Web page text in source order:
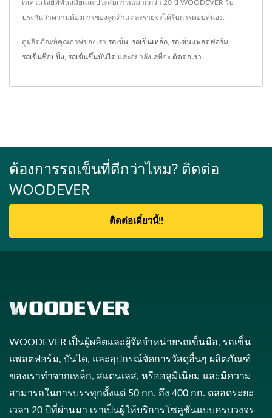
เทคโนโลยีที่ทันสมัยและประสบการณ์มากกว่า 20 ปี WOODEVER รับ
ประกันว่าความต้องการของลูกค้าแต่ละรายจะได้รับการตอบสนอง.
ดูผลิตภัณฑ์คุณภาพของเรา รถเข็น รถเข็นเหล็ก รถเข็นแพลตฟอร์ม
รถเข็นช็อปปิ้ง รถเข็นขึ้นบันได และอย่าลังเลที่จะ ติดต่อเรา
ต้องการรถเข็นที่ดีกว่าไหม? ติดต่อ
WOODEVER
ติดต่อเดี๋ยวนี้!!
WOODEVER เป็นผู้ผลิตและผู้จัดจำหน่ายรถเข็นมือ, รถเข็น
แพลตฟอร์ม, บันได, และอุปกรณ์จัดการวัสดุอื่นๆ ผลิตภัณฑ์
ของเราทำจากเหล็ก, สแตนเลส, หรืออลูมิเนียม และมีความ
สามารถในการบรรทุกตั้งแต่ 50 กก. ถึง 400 กก. ตลอดระยะ
เวลา 20 ปีที่ผ่านมา เราเป็นผู้ให้บริการโซลูชันแบบครบวงจร